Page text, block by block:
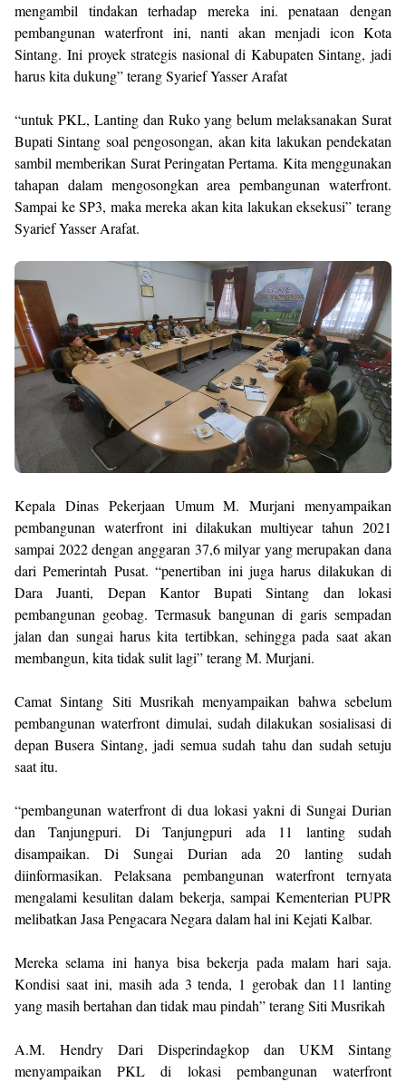
mengambil tindakan terhadap mereka ini. penataan dengan
pembangunan waterfront ini, nanti akan menjadi icon Kota
Sintang. Ini proyek strategis nasional di Kabupaten Sintang, jadi
harus kita dukung” terang Syarief Yasser Arafat
“untuk PKL, Lanting dan Ruko yang belum melaksanakan Surat
Bupati Sintang soal pengosongan, akan kita lakukan pendekatan
sambil memberikan Surat Peringatan Pertama. Kita menggunakan
tahapan dalam mengosongkan area pembangunan waterfront.
Sampai ke SP3, maka mereka akan kita lakukan eksekusi” terang
Syarief Yasser Arafat.
Kepala Dinas Pekerjaan Umum M. Murjani menyampaikan
pembangunan waterfront ini dilakukan multiyear tahun 2021
sampai 2022 dengan anggaran 37,6 milyar yang merupakan dana
dari Pemerintah Pusat. “penertiban ini juga harus dilakukan di
Dara Juanti, Depan Kantor Bupati Sintang dan lokasi
pembangunan geobag. Termasuk bangunan di garis sempadan
jalan dan sungai harus kita tertibkan, sehingga pada saat akan
membangun, kita tidak sulit lagi” terang M. Murjani.
Camat Sintang Siti Musrikah menyampaikan bahwa sebelum
pembangunan waterfront dimulai, sudah dilakukan sosialisasi di
depan Busera Sintang, jadi semua sudah tahu dan sudah setuju
saat itu.
“pembangunan waterfront di dua lokasi yakni di Sungai Durian
dan Tanjungpuri. Di Tanjungpuri ada 11 lanting sudah
disampaikan. Di Sungai Durian ada 20 lanting sudah
diinformasikan. Pelaksana pembangunan waterfront ternyata
mengalami kesulitan dalam bekerja, sampai Kementerian PUPR
melibatkan Jasa Pengacara Negara dalam hal ini Kejati Kalbar.
Mereka selama ini hanya bisa bekerja pada malam hari saja.
Kondisi saat ini, masih ada 3 tenda, 1 gerobak dan 11 lanting
yang masih bertahan dan tidak mau pindah” terang Siti Musrikah
A.M. Hendry Dari Disperindagkop dan UKM Sintang
menyampaikan PKL di lokasi pembangunan waterfront